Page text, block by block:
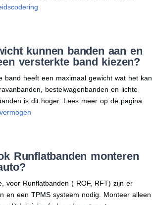
kunnen banden aan en
versterkte band kiezen?
band heeft een maximaal gewicht wat het kan
bestelwagenbanden en lichte
is dit hoger. Lees meer op de pagina
Runflatbanden monteren
voor Runflatbanden ( ROF, RFT) zijn er
en een TPMS systeem nodig. Monteer alleen